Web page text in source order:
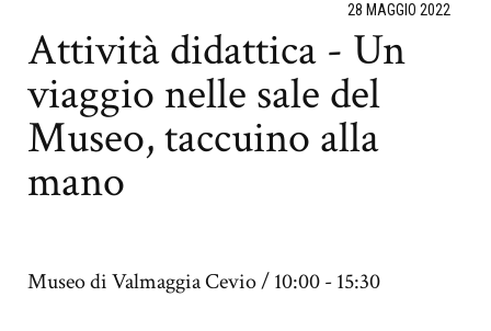
28 MAGGIO 2022
Attività didattica - Un
viaggio nelle sale del
Museo, taccuino alla
mano
Museo di Valmaggia Cevio / 10:00 - 15:30